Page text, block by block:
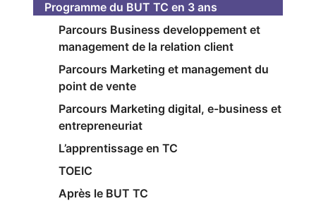
Programme du BUT TC en 3 ans
Parcours Business developpement et
management de la relation client
Parcours Marketing et management du
point de vente
Parcours Marketing digital, e-business et
entrepreneuriat
L’apprentissage en TC
TOEIC
Après le BUT TC